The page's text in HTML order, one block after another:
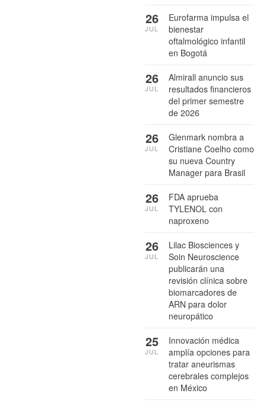
Eurofarma impulsa el
bienestar
oftalmológico infantil
en Bogotá
26
JUL
Almirall anuncio sus
resultados financieros
del primer semestre
de 2026
26
JUL
Glenmark nombra a
Cristiane Coelho como
su nueva Country
Manager para Brasil
26
JUL
FDA aprueba
TYLENOL con
naproxeno
26
JUL
Lilac Biosciences y
Soin Neuroscience
publicarán una
revisión clínica sobre
biomarcadores de
ARN para dolor
neuropático
26
JUL
Innovación médica
amplía opciones para
tratar aneurismas
cerebrales complejos
en México
25
JUL